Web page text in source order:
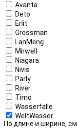
Avanta
Deto
Erlit
Grossman
LanMeng
Mirwell
Niagara
Nivis
Parly
River
Timo
Wasserfalle
WeltWasser
По длине и ширине, см